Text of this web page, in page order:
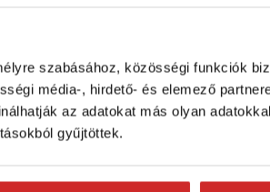
szabásához, közösségi funkciók
média-, hirdető- és elemező
az adatokat más olyan
gyűjtöttek.
Méret (mm): 60 mm
Szélesség: 16 mm
Méret
galvanikus